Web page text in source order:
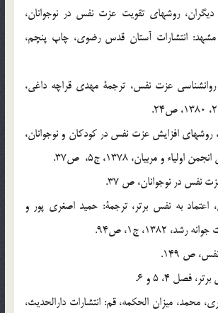
روشهاي تقويت عزت نفس در نوجوانان،
مشهد: انتشارات آستان قدس رضوي، چاپ پنچم،
روانشناسي عزت نفس، ترجمة مهدي قراچه داغي،
روشهاي افزايش عزت نفس در كودكان و نوجوانان،
و مربيان، 1378، ج5، ص37.
اعتماد به نفس برتر، ترجمة: حميد اصغري پور و
1382، ج1، ص94.
محمد، ميزان الحكمه، قم: انتشارات دارالحديث،